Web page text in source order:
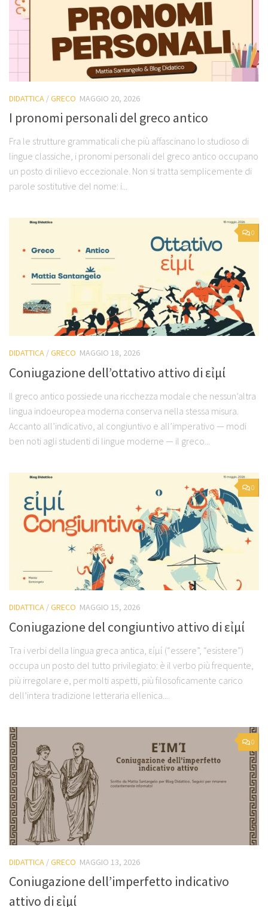
DIDATTICA /GRECO MAGGIO 20, 2026
I pronomi personali del greco antico
Fra le strutture grammaticali che più affascinano lo studioso di
lingue classiche, i pronomi personali del greco antico occupano
un posto di rilievo eccezionale. Non si tratta semplicemente di
parole sostitutive del nome: i...
0
DIDATTICA /GRECO MAGGIO 18, 2026
Coniugazione dell’ottativo attivo di εἰμί
Il greco antico possiede una ricchezza modale che nessun’altra
lingua indoeuropea moderna conserva nella stessa misura.
Accanto all’indicativo, al congiuntivo e all’imperativo — modi
ben noti agli studenti di lingue moderne — il greco...
0
DIDATTICA /GRECO MAGGIO 15, 2026
Coniugazione del congiuntivo attivo di εἰμί
Tra i verbi della lingua greca antica, εἰμί (“essere”, “esistere”)
occupa un posto del tutto privilegiato: è il verbo più frequente,
più irregolare e, per molti aspetti, più filosoficamente carico
dell’intera tradizione letteraria ellenica....
0
DIDATTICA /GRECO MAGGIO 13, 2026
Coniugazione dell’imperfetto indicativo
attivo di εἰμί